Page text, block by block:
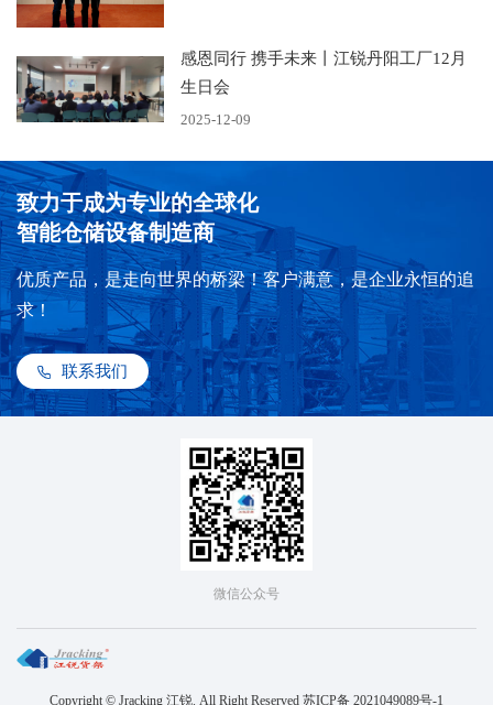
感恩同行 携手未来丨江锐丹阳工厂12月
生日会
2025-12-09
致力于成为专业的全球化
智能仓储设备制造商
优质产品，是走向世界的桥梁！客户满意，是企业永恒的追
求！
联系我们
微信公众号
Copyright © Jracking 江锐. All Right Reserved 苏ICP备 2021049089号-1